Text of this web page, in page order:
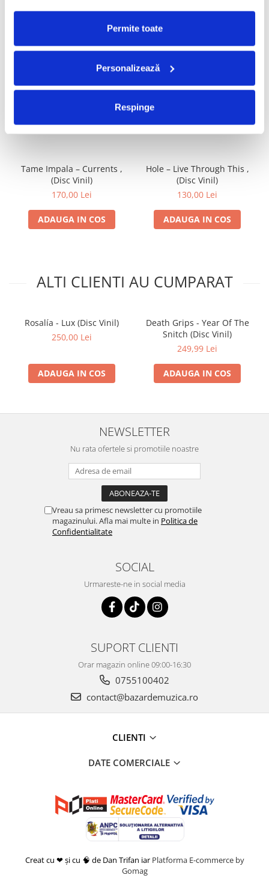
Permite toate
Personalizează
Respinge
250,00 Lei
ADAUGA IN COS ADAUGA IN COS
FRECVENT CUMPARATE
IMPREUNA
Tame Impala – Currents ,
(Disc Vinil)
170,00 Lei
ADAUGA IN COS
Hole – Live Through This ,
(Disc Vinil)
130,00 Lei
ADAUGA IN COS
ALTI CLIENTI AU CUMPARAT
Rosalía - Lux (Disc Vinil)
250,00 Lei
ADAUGA IN COS
Death Grips - Year Of The
Snitch (Disc Vinil)
249,99 Lei
ADAUGA IN COS
NEWSLETTER
Nu rata ofertele si promotiile noastre
Vreau sa primesc newsletter cu promotiile
magazinului. Afla mai multe in Politica de
Confidentialitate
SOCIAL
Urmareste-ne in social media
SUPORT CLIENTI
Orar magazin online 09:00-16:30
0755100402
contact@bazardemuzica.ro
CLIENTI
DATE COMERCIALE
Creat cu ❤ și cu 🧠 de Dan Trifan iar Platforma E-commerce by
Gomag